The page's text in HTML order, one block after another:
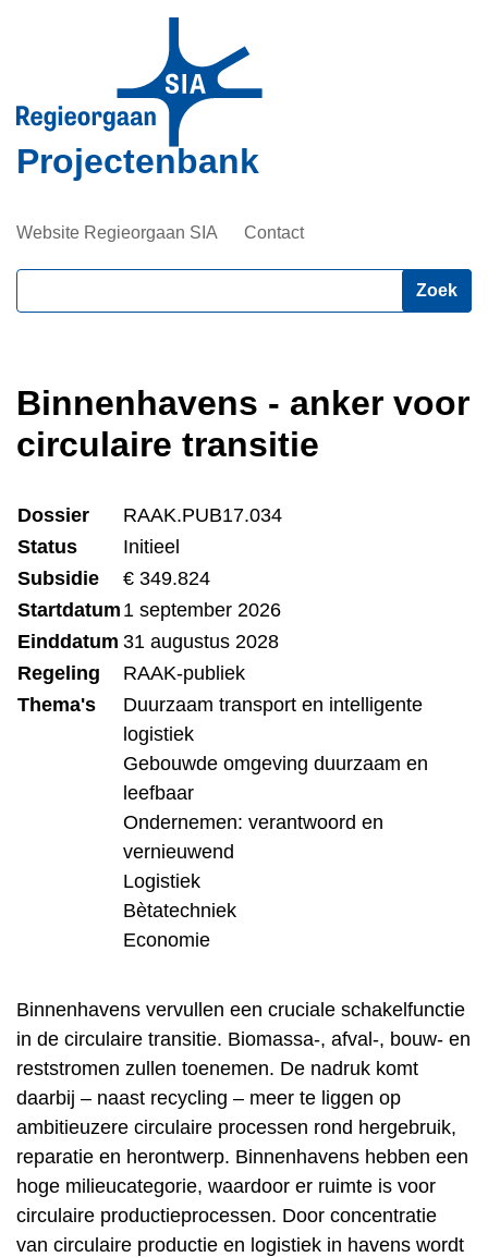
de
inhoud
gaan
Projectenbank
Website Regieorgaan SIA Contact
Binnenhavens - anker voor
circulaire transitie
Dossier
RAAK.PUB17.034
Status
Initieel
Subsidie
€ 349.824
Startdatum 1 september 2026
Einddatum 31 augustus 2028
Regeling
RAAK-publiek
Thema's
Duurzaam transport en intelligente
logistiek
Gebouwde omgeving duurzaam en
leefbaar
Ondernemen: verantwoord en
vernieuwend
Logistiek
Bètatechniek
Economie
Binnenhavens vervullen een cruciale schakelfunctie
in de circulaire transitie. Biomassa-, afval-, bouw- en
reststromen zullen toenemen. De nadruk komt
daarbij – naast recycling – meer te liggen op
ambitieuzere circulaire processen rond hergebruik,
reparatie en herontwerp. Binnenhavens hebben een
hoge milieucategorie, waardoor er ruimte is voor
circulaire productieprocessen. Door concentratie
van circulaire productie en logistiek in havens wordt